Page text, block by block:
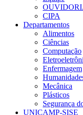
CIPA
Departamentos
Alimentos
Ciências
Computação
Enfermagem
Mecânica
Plásticos
Segurança
UNICAMP-SISE